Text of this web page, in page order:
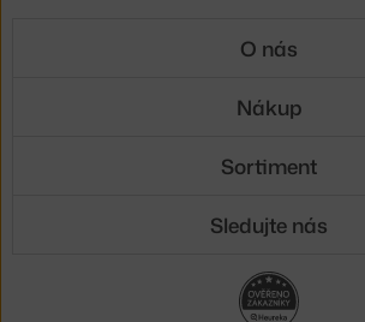
O nás
Nákup
Sortiment
Sledujte nás